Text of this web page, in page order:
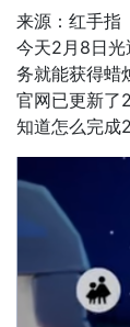
来源：红手指
今天2月8日光
务就能获得蜡
官网已更新了
知道怎么完成